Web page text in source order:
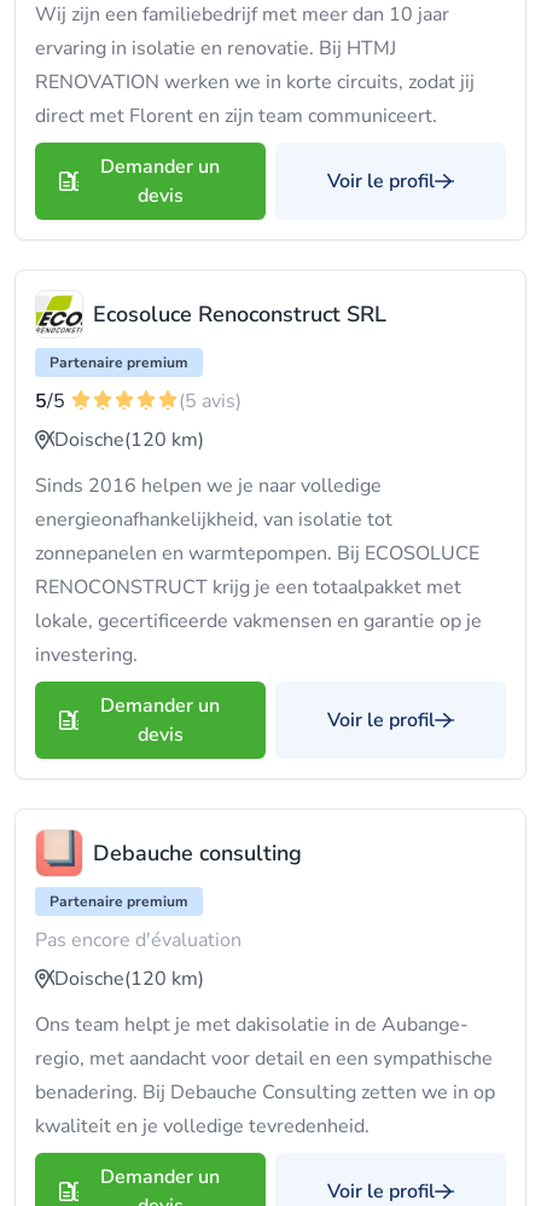
Wij zijn een familiebedrijf met meer dan 10 jaar
ervaring in isolatie en renovatie. Bij HTMJ
RENOVATION werken we in korte circuits, zodat jij
direct met Florent en zijn team communiceert.
Demander un
devis
Voir le profil
Ecosoluce Renoconstruct SRL
Partenaire premium
5/5
(5 avis)
Doische(120 km)
Sinds 2016 helpen we je naar volledige
energieonafhankelijkheid, van isolatie tot
zonnepanelen en warmtepompen. Bij ECOSOLUCE
RENOCONSTRUCT krijg je een totaalpakket met
lokale, gecertificeerde vakmensen en garantie op je
investering.
Demander un
devis
Voir le profil
Debauche consulting
Partenaire premium
Pas encore d'évaluation
Doische(120 km)
Ons team helpt je met dakisolatie in de Aubange-
regio, met aandacht voor detail en een sympathische
benadering. Bij Debauche Consulting zetten we in op
kwaliteit en je volledige tevredenheid.
Demander un
Voir le profil